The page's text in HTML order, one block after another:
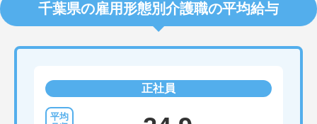
千葉県の雇用形態別介護職の平均給与
正社員